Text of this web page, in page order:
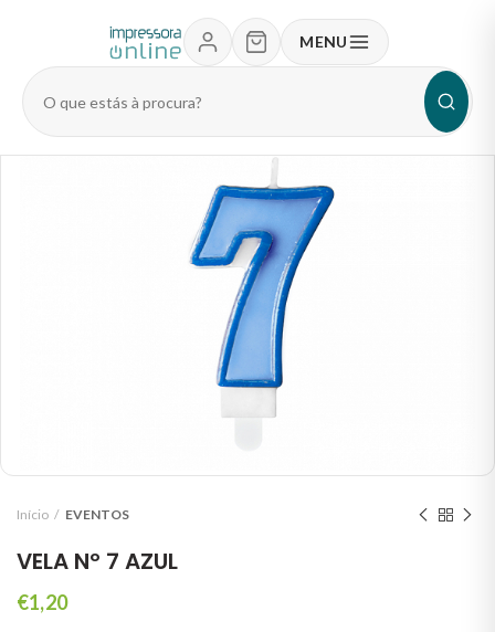
Pesquisar
produtos
MENU
Início EVENTOS
VELA Nº 7 AZUL
€1,20